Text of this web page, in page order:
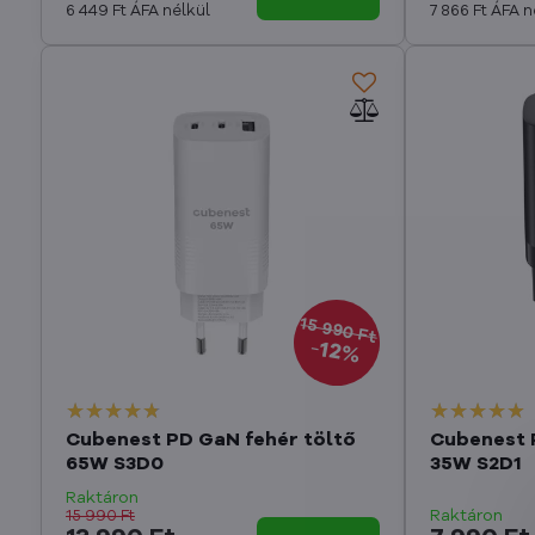
6 449 Ft ÁFA nélkül 7 866 FtÁFA
15 990 Ft
12%
Cubenest PD GaN fehér töltő
65W S3D0
Raktáron
15 990 Ft
Cubenest
35W S2D1
Raktáron